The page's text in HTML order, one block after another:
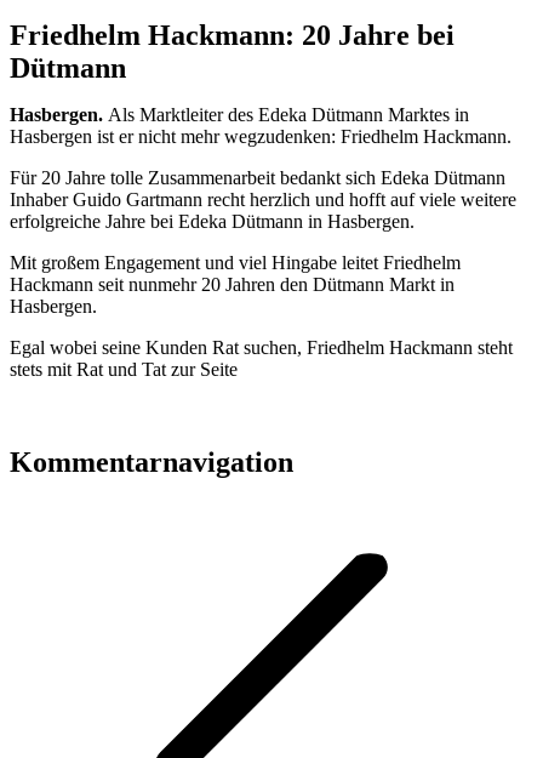
Friedhelm Hackmann: 20 Jahre bei
Dütmann
Hasbergen. Als Marktleiter des Edeka Dütmann Marktes in
Hasbergen ist er nicht mehr wegzudenken: Friedhelm Hackmann.
Für 20 Jahre tolle Zusammenarbeit bedankt sich Edeka Dütmann
Inhaber Guido Gartmann recht herzlich und hofft auf viele weitere
erfolgreiche Jahre bei Edeka Dütmann in Hasbergen.
Mit großem Engagement und viel Hingabe leitet Friedhelm
Hackmann seit nunmehr 20 Jahren den Dütmann Markt in
Hasbergen.
Egal wobei seine Kunden Rat suchen, Friedhelm Hackmann steht
stets mit Rat und Tat zur Seite
Kommentarnavigation